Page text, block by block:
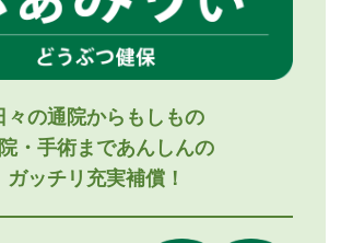
々の通院からもしもの
・手術まであんしんの
ガッチリ充実補償！